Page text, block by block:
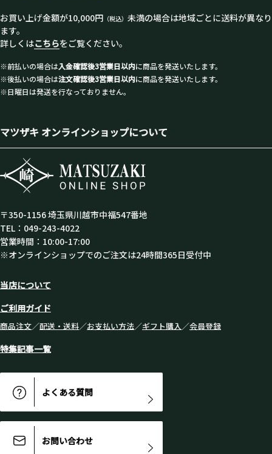
お買い上げ金額が10,000円 （税込） 未満の場合は地域ごとに送料が異なり
ます。
詳しくはこちらをご覧ください。
※前払いの場合は入金確認後3営業日以内に商品を発送いたします。
※後払いの場合は注文確認後3営業日以内に商品を発送いたします。
※日曜日は発送を行なっておりません。
マツザキ オンラインショップについて
〒350-1156 埼玉県川越市中福547番地
TEL：049-243-4022
営業時間：10:00-17:00
※オンラインショップでのご注文は24時間365日受付中
当店について
ご利用ガイド
商品注文／配送・送料／お支払い方法／ギフト購入／会員登録
特集記事一覧
よくある質問
お問い合わせ